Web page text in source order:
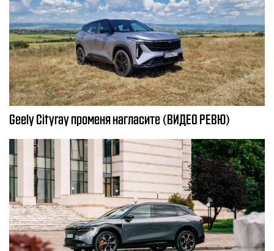
Geely Cityray променя нагласите (ВИДЕО РЕВЮ)